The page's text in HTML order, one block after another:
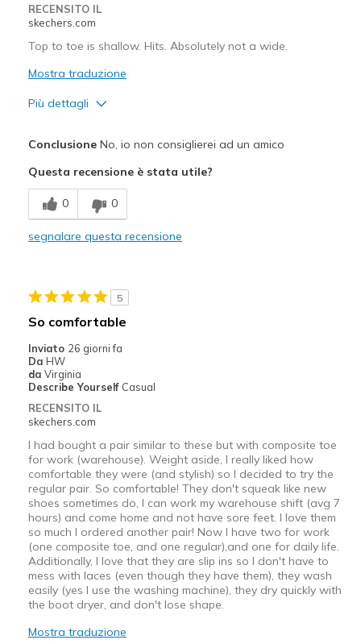
Work
Width
Feels true to width
Sizing
RECENSITO IL
skechers.com
Top to toe is shallow. Hits. Absolutely not a wide.
Mostra traduzione
Più dettagli
Difetti
Top to toe shallow
ConclusioneNo, io non consiglierei ad un amico
Questa recensione è stata utile?
0 0
segnalare questa recensione
5
So comfortable
Inviato 26 giorni fa
Da HW
da Virginia
Describe Yourself Casual
RECENSITO IL
skechers.com
I had bought a pair similar to these but with composite toe
for work (warehouse). Weight aside, I really liked how
comfortable they were (and stylish) so I decided to try the
regular pair. So comfortable! They don't squeak like new
shoes sometimes do, I can work my warehouse shift (avg 7
hours) and come home and not have sore feet. I love them
so much I ordered another pair! Now I have two for work
(one composite toe, and one regular),and one for daily life.
Additionally, I love that they are slip ins so I don't have to
mess with laces (even though they have them), they wash
easily (yes I use the washing machine), they dry quickly with
the boot dryer, and don't lose shape.
Mostra traduzione